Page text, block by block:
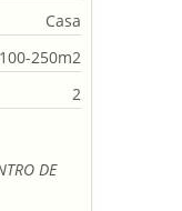
Casa
100-250m2
2
DE